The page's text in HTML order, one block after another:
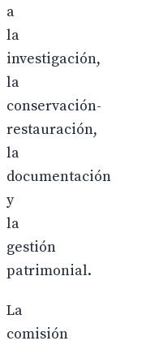
a
la
investigación,
la
conservación-
restauración,
la
documentación
y
la
gestión
patrimonial.
La
comisión